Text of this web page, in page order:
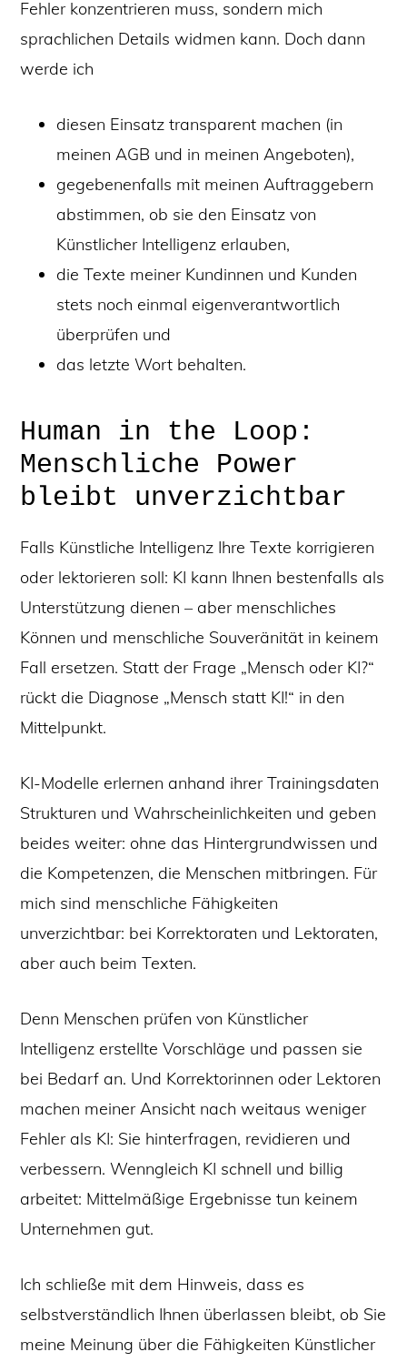
Fehler konzentrieren muss, sondern mich
sprachlichen Details widmen kann. Doch dann
werde ich
diesen Einsatz transparent machen (in
meinen AGB und in meinen Angeboten),
gegebenenfalls mit meinen Auftraggebern
abstimmen, ob sie den Einsatz von
Künstlicher Intelligenz erlauben,
die Texte meiner Kundinnen und Kunden
stets noch einmal eigenverantwortlich
überprüfen und
das letzte Wort behalten.
Human in the Loop:
Menschliche Power
bleibt unverzichtbar
Falls Künstliche Intelligenz Ihre Texte korrigieren
oder lektorieren soll: KI kann Ihnen bestenfalls als
Unterstützung dienen – aber menschliches
Können und menschliche Souveränität in keinem
Fall ersetzen. Statt der Frage „Mensch oder KI?“
rückt die Diagnose „Mensch statt KI!“ in den
Mittelpunkt.
KI-Modelle erlernen anhand ihrer Trainingsdaten
Strukturen und Wahrscheinlichkeiten und geben
beides weiter: ohne das Hintergrundwissen und
die Kompetenzen, die Menschen mitbringen. Für
mich sind menschliche Fähigkeiten
unverzichtbar: bei Korrektoraten und Lektoraten,
aber auch beim Texten.
Denn Menschen prüfen von Künstlicher
Intelligenz erstellte Vorschläge und passen sie
bei Bedarf an. Und Korrektorinnen oder Lektoren
machen meiner Ansicht nach weitaus weniger
Fehler als KI: Sie hinterfragen, revidieren und
verbessern. Wenngleich KI schnell und billig
arbeitet: Mittelmäßige Ergebnisse tun keinem
Unternehmen gut.
Ich schließe mit dem Hinweis, dass es
selbstverständlich Ihnen überlassen bleibt, ob Sie
meine Meinung über die Fähigkeiten Künstlicher